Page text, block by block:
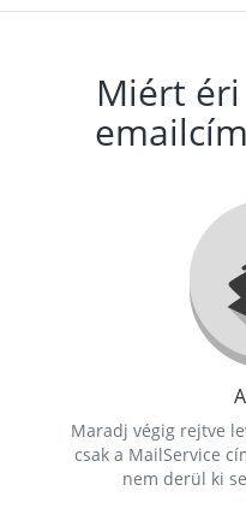
Miért
Maradj végig rejtve
csak a MailService
nem derül ki